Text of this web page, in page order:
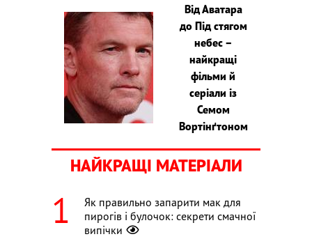
Від Аватара
до Під стягом
небес –
найкращі
фільми й
серіали із
Семом
Вортінґтоном
НАЙКРАЩІ МАТЕРІАЛИ
Як правильно запарити мак для
пирогів і булочок: секрети смачної
випічки